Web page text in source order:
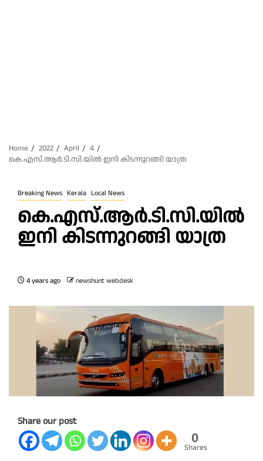
Home 2022 April
4
കെ.എസ്.ആർ.ടി.സി.യിൽ ഇനി കിടന്നുറങ്ങി യാത്ര
Breaking News Kerala Local News
കെ.എസ്.ആർ.ടി.സി.യിൽ
ഇനി കിടന്നുറങ്ങി യാത്ര
4 years ago newshunt webdesk
Share our post
0
Shares